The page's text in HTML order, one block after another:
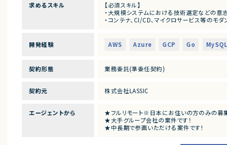
今回は開発支援のプロジェクトの増加に基づ
■募集背景
とができるリーダーシップを持った、CTOや
あらゆる事業部や横断的な企画を推進する部
新規開発の立ち上げや横断的にプロジェクト
・全社横断のプロジェクトや新規事業の立ち
・アーキテクチャレビューや技術的課題の解決
・開発組織の課題解決、エンジニアの育成、
■ポジションの魅力
求めるスキル
【必須スキル】
・大規模システムにおける技術選定などの意
・コンテナ、CI/CD、マイクロサービス等のモ
・Next.js
・Terraform
・MySQL
・GCP, AWS
・大規模サービスの開発に携わったことがある
・CTO、テックリードとして開発組織をリード
・Next.jsの実務経験
・Goの実務経験
開発経験 AWS Azure GCP Go MySQL
契約形態 業務委託(準委任契約)
契約元 株式会社LASSIC
エージェントから
★フルリモート※日本にお住いの方のみの募
★大手グループ会社の案件です！
★中長期で参画いただける案件です！
★横新規開発の立ち上げや横断的にプロジェ